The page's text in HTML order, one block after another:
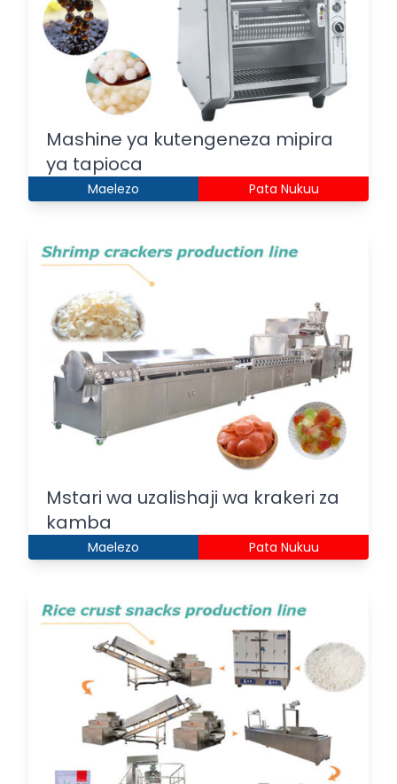
Mashine ya kutengeneza mipira
ya tapioca
Maelezo Pata Nukuu
Mstari wa uzalishaji wa krakeri za
kamba
Maelezo Pata Nukuu